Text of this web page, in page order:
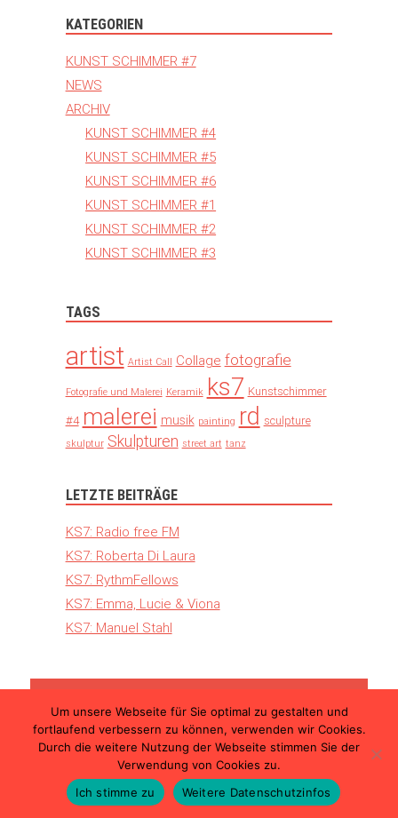
KATEGORIEN
KUNST SCHIMMER #7
NEWS
ARCHIV
KUNST SCHIMMER #4
KUNST SCHIMMER #5
KUNST SCHIMMER #6
KUNST SCHIMMER #1
KUNST SCHIMMER #2
KUNST SCHIMMER #3
TAGS
artist Artist Call Collage fotografie
Fotografie und Malerei Keramik ks7 Kunstschimmer
#4 malerei musik painting rd sculpture
skulptur Skulpturen street art tanz
LETZTE BEITRÄGE
KS7: Radio free FM
KS7: Roberta Di Laura
KS7: RythmFellows
KS7: Emma, Lucie & Viona
KS7: Manuel Stahl
© 2026 Kunst Schimmer – Die internationale
Kunstmesse in Ulm |
Teilnahmebedingungen
| Datenschutzerklärung| Impressum
Um unsere Webseite für Sie optimal zu gestalten und
fortlaufend verbessern zu können, verwenden wir Cookies.
Durch die weitere Nutzung der Webseite stimmen Sie der
Verwendung von Cookies zu.
Ich stimme zu
Weitere Datenschutzinfos